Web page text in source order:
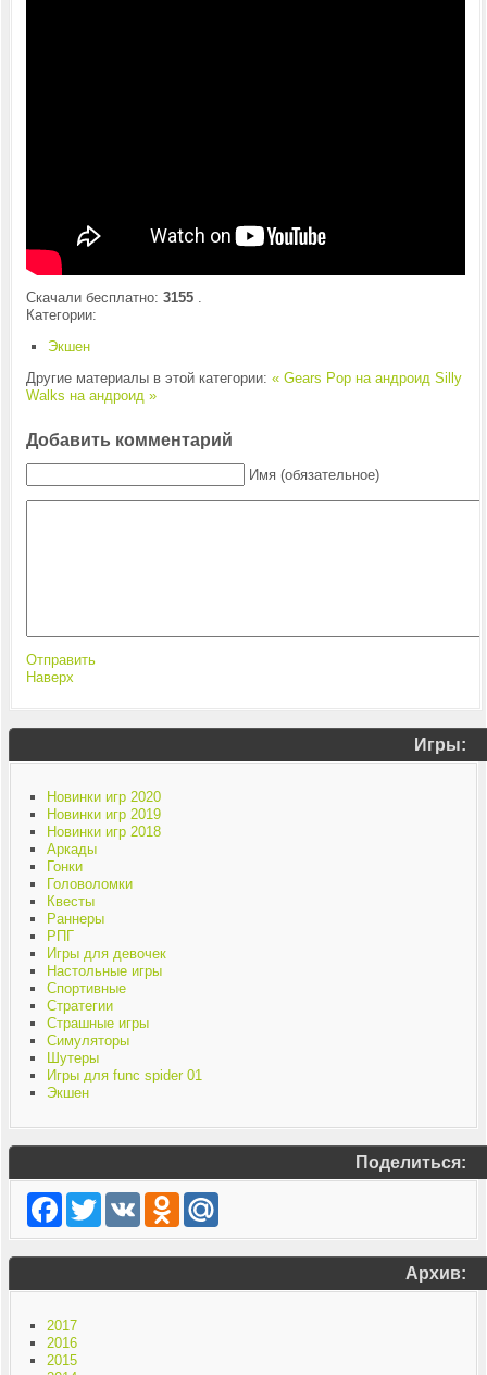
Скачали бесплатно: 3155.
Категории:
Экшен
Другие материалы в этой категории: « Gears Pop на андроид Silly
Walks на андроид »
Добавить комментарий
Имя (обязательное)
Отправить
Наверх
Игры:
Новинки игр 2020
Новинки игр 2019
Новинки игр 2018
Аркады
Гонки
Головоломки
Квесты
Раннеры
РПГ
Игры для девочек
Настольные игры
Спортивные
Стратегии
Страшные игры
Симуляторы
Шутеры
Игры для func spider 01
Экшен
Поделиться:
Facebook
TwitterVK Odnoklassniki
Mail.Ru
Архив:
2017
2016
2015